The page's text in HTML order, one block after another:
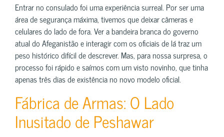
Entrar no consulado foi uma experiência surreal. Por ser uma
área de segurança máxima, tivemos que deixar câmeras e
celulares do lado de fora. Ver a bandeira branca do governo
atual do Afeganistão e interagir com os oficiais de lá traz um
peso histórico difícil de descrever. Mas, para nossa surpresa, o
processo foi rápido e saímos com um visto novinho, que tinha
apenas três dias de existência no novo modelo oficial.
Fábrica de Armas: O Lado
Inusitado de Peshawar